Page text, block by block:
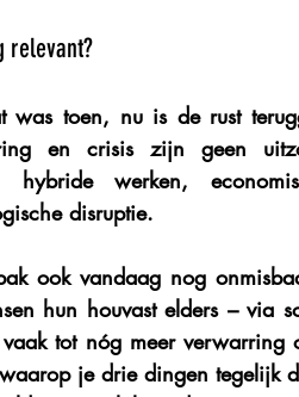
relevant?
was toen, nu is de rust
en crisis zijn geen
werken,
disruptie.
ook vandaag nog
hun houvast elders – via
tot nóg meer verwarring
je drie dingen tegelijk